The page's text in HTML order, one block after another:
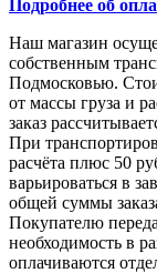
Подробнее об
Наш магазин
собственным
Подмосковью.
от массы груза и
заказ
При
расчёта плюс 50
варьироваться в
общей суммы
Покупателю
необходимость в
оплачиваются